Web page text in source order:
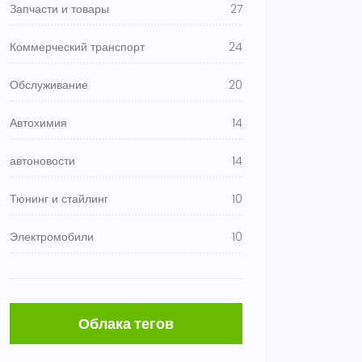
Запчасти и товары 27
Коммерческий транспорт 24
Обслуживание 20
Автохимия 14
автоновости 14
Тюнинг и стайлинг 10
Электромобили 10
Облака тегов